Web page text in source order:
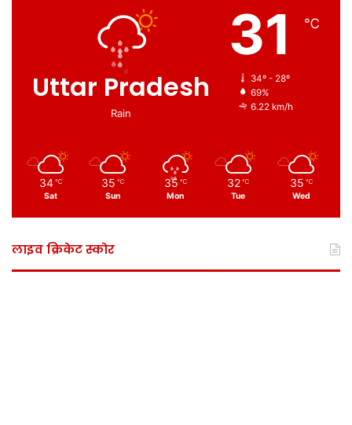
Uttar Pradesh
Rain
31 ℃
34º - 28º
69%
6.22 km/h
34 ℃
Sat
35 ℃
Sun
35 ℃
Mon
32 ℃
Tue
35 ℃
Wed
लाइव क्रिकेट स्कोर